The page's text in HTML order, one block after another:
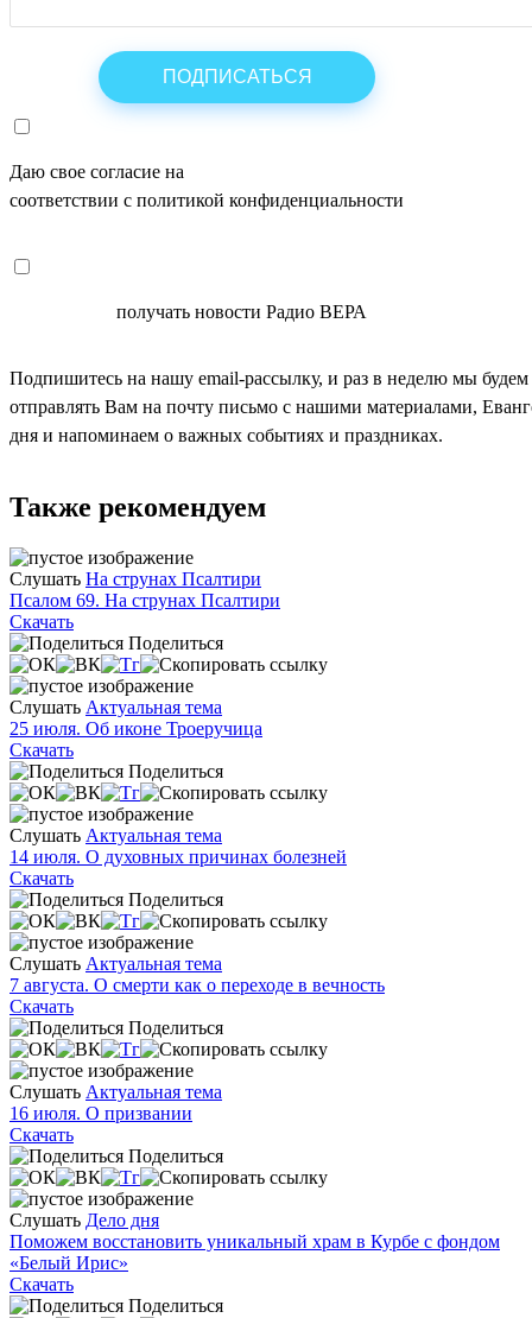
Даю свое согласие на
соответствии с политикой конфиденциальности
получать новости Радио ВЕРА
Подпишитесь на нашу email-рассылку, и раз в неделю мы будем
отправлять Вам на почту письмо с нашими материалами,
дня и напоминаем о важных событиях и праздниках.
Также рекомендуем
Слушать На струнах Псалтири
Псалом 69. На струнах Псалтири
Скачать
Поделиться
Слушать Актуальная тема
25 июля. Об иконе Троеручица
Скачать
Поделиться
Слушать Актуальная тема
14 июля. О духовных причинах болезней
Скачать
Поделиться
Слушать Актуальная тема
7 августа. О смерти как о переходе в вечность
Скачать
Поделиться
Слушать Актуальная тема
16 июля. О призвании
Скачать
Поделиться
Слушать Дело дня
Поможем восстановить уникальный храм в Курбе с фондом
«Белый Ирис»
Скачать
Поделиться